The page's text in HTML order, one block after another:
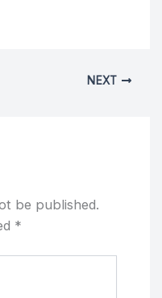
NEXT
be published.
*